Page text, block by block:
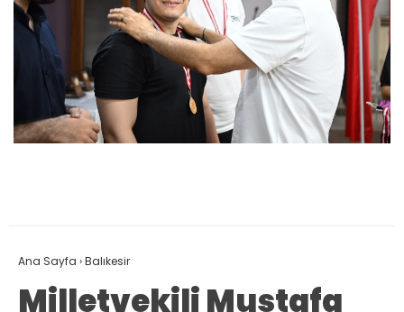
Ana Sayfa ›Balıkesir
Milletvekili Mustafa